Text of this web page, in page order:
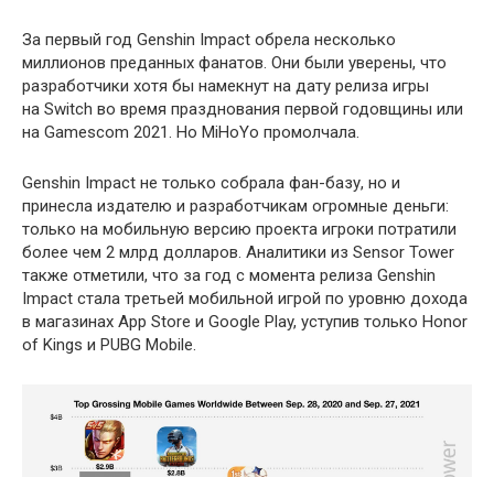
За первый год Genshin Impact обрела несколько
миллионов преданных фанатов. Они были уверены, что
разработчики хотя бы намекнут на дату релиза игры
на Switch во время празднования первой годовщины или
на Gamescom 2021. Но MiHoYo промолчала.
Genshin Impact не только собрала фан-базу, но и
принесла издателю и разработчикам огромные деньги:
только на мобильную версию проекта игроки потратили
более чем 2 млрд долларов. Аналитики из Sensor Tower
также отметили, что за год с момента релиза Genshin
Impact стала третьей мобильной игрой по уровню дохода
в магазинах App Store и Google Play, уступив только Honor
of Kings и PUBG Mobile.